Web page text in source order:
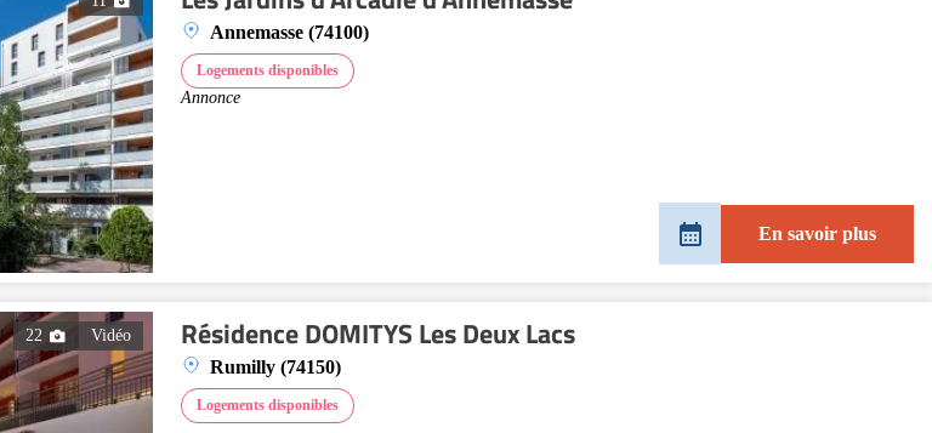
Annemasse (74100)
Logements disponibles
Annonce
En savoir plus
22 Vidéo Résidence DOMITYS Les Deux Lacs
Rumilly (74150)
Logements disponibles